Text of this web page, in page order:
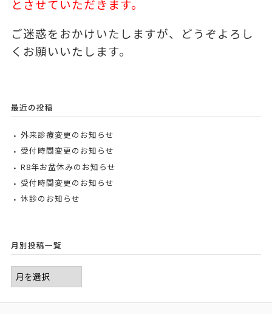
とさせていただきます。
ご迷惑をおかけいたしますが、どうぞよろし
くお願いいたします。
最近の投稿
外来診療変更のお知らせ
受付時間変更のお知らせ
R8年お盆休みのお知らせ
受付時間変更のお知らせ
休診のお知らせ
月別投稿一覧